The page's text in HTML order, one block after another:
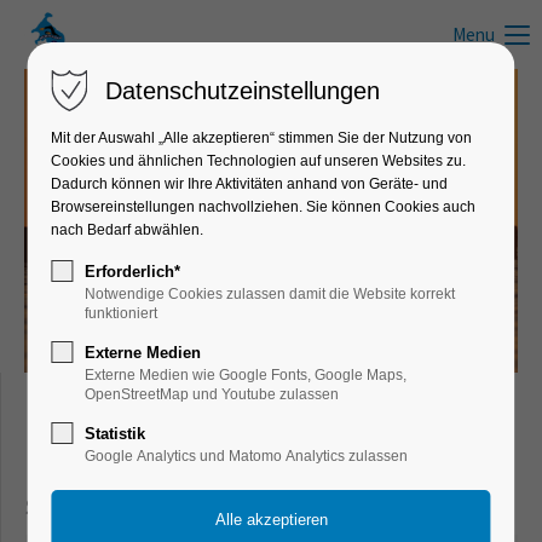
Menu
News zum Schwimmen, Wandern, Laufen, Radfahren und anderen
Freizeitaktivitäten
Infos, Tipps & Tricks
Freizeit- & Sportnews für Schwimmer,
Läufer, Wanderer, Radfahrer und aktive
Sportler
Datenschutzeinstellungen
Mit der Auswahl „Alle akzeptieren“ stimmen Sie der Nutzung von
Cookies und ähnlichen Technologien auf unseren Websites zu.
Dadurch können wir Ihre Aktivitäten anhand von Geräte- und
Browsereinstellungen nachvollziehen. Sie können Cookies auch
nach Bedarf abwählen.
Erforderlich*
Notwendige Cookies zulassen damit die Website korrekt
funktioniert
Externe Medien
Externe Medien wie Google Fonts, Google Maps,
OpenStreetMap und Youtube zulassen
Statistik
Google Analytics und Matomo Analytics zulassen